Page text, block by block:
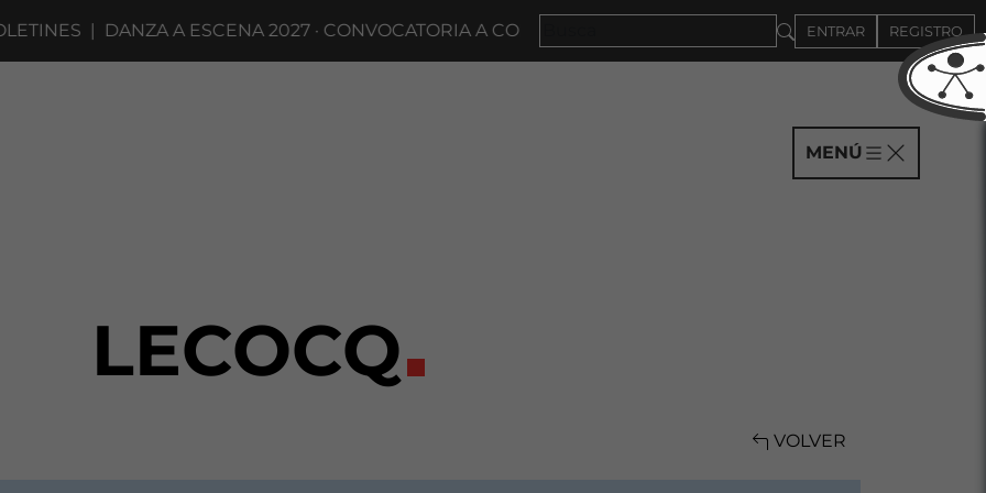
|DANZA A ESCENA 2027 · CONVOCATORIA A COMPAÑÍAS HASTA EL 4DE SEPTIEMBRE ENTRAR REGISTRO
MENÚ
LECOCQ
VOLVER